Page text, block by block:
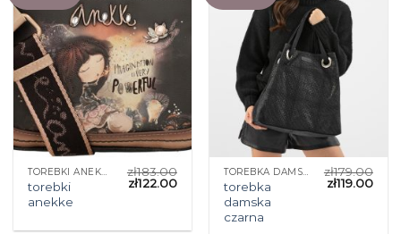
torebki
anekke
zł183.00
zł122.00
torebka
damska
czarna
zł179.00
zł119.00